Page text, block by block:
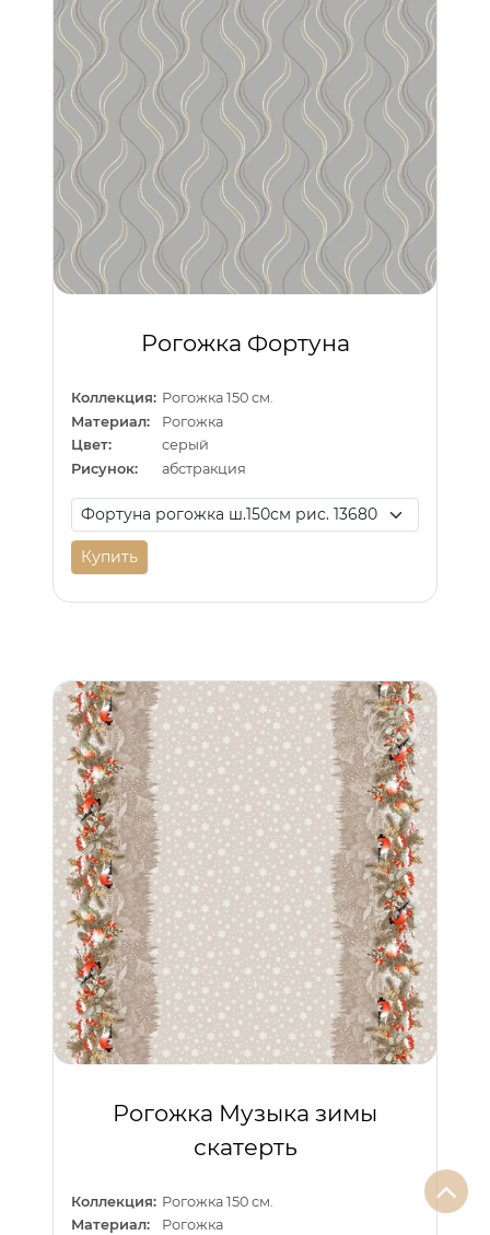
Рогожка Фортуна
Коллекция: Рогожка 150 см.
Материал:
Рогожка
Цвет:
серый
Рисунок:
абстракция
Купить
Рогожка Музыка зимы
скатерть
Коллекция: Рогожка 150 см.
Материал:
Рогожка